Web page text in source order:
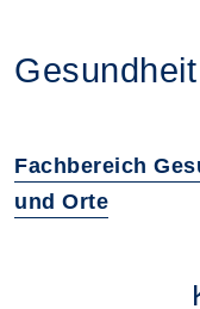
Fachbereich
und Orte